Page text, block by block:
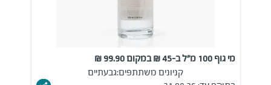
מי גוף 100 מ"ל ב-45 ₪ במקום 99.90 ₪
קניונים משתתפים:גבעתיים